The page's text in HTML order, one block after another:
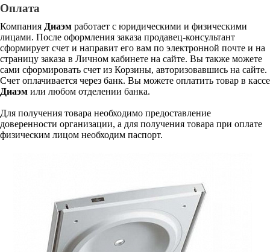
Оплата
Компания Диаэм работает с юридическими и физическими
лицами. После оформления заказа продавец-консультант
сформирует счет и направит его вам по электронной почте и на
страницу заказа в Личном кабинете на сайте. Вы также можете
сами сформировать счет из Корзины, авторизовавшись на сайте.
Счет оплачивается через банк. Вы можете оплатить товар в кассе
Диаэм или любом отделении банка.
Для получения товара необходимо предоставление
доверенности организации, а для получения товара при оплате
физическим лицом необходим паспорт.